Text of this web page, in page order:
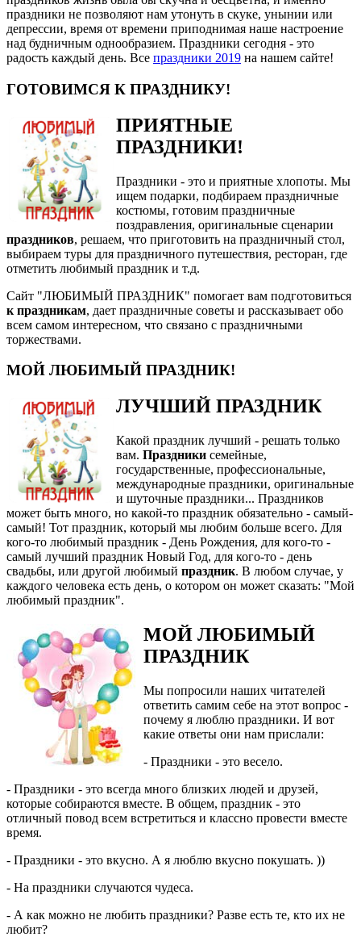
праздники не позволяют нам утонуть в скуке, унынии или
депрессии, время от времени приподнимая наше настроение
над будничным однообразием. Праздники сегодня - это
радость каждый день. Все праздники 2019 на нашем сайте!
ГОТОВИМСЯ К ПРАЗДНИКУ!
ПРИЯТНЫЕ
ПРАЗДНИКИ!
Праздники - это и приятные хлопоты. Мы
ищем подарки, подбираем праздничные
костюмы, готовим праздничные
поздравления, оригинальные сценарии
праздников, решаем, что приготовить на праздничный стол,
выбираем туры для праздничного путешествия, ресторан, где
отметить любимый праздник и т.д.
Сайт "ЛЮБИМЫЙ ПРАЗДНИК" помогает вам подготовиться
к праздникам, дает праздничные советы и рассказывает обо
всем самом интересном, что связано с праздничными
торжествами.
МОЙ ЛЮБИМЫЙ ПРАЗДНИК!
ЛУЧШИЙ ПРАЗДНИК
Какой праздник лучший - решать только
вам. Праздники семейные,
государственные, профессиональные,
международные праздники, оригинальные
и шуточные праздники... Праздников
может быть много, но какой-то праздник обязательно - самый-
самый! Тот праздник, который мы любим больше всего. Для
кого-то любимый праздник - День Рождения, для кого-то -
самый лучший праздник Новый Год, для кого-то - день
свадьбы, или другой любимый праздник. В любом случае, у
каждого человека есть день, о котором он может сказать: "Мой
любимый праздник".
МОЙ ЛЮБИМЫЙ
ПРАЗДНИК
Мы попросили наших читателей
ответить самим себе на этот вопрос -
почему я люблю праздники. И вот
какие ответы они нам прислали:
- Праздники - это весело.
- Праздники - это всегда много близких людей и друзей,
которые собираются вместе. В общем, праздник - это
отличный повод всем встретиться и классно провести вместе
время.
- Праздники - это вкусно. А я люблю вкусно покушать. ))
- На праздники случаются чудеса.
- А как можно не любить праздники? Разве есть те, кто их не
любит?